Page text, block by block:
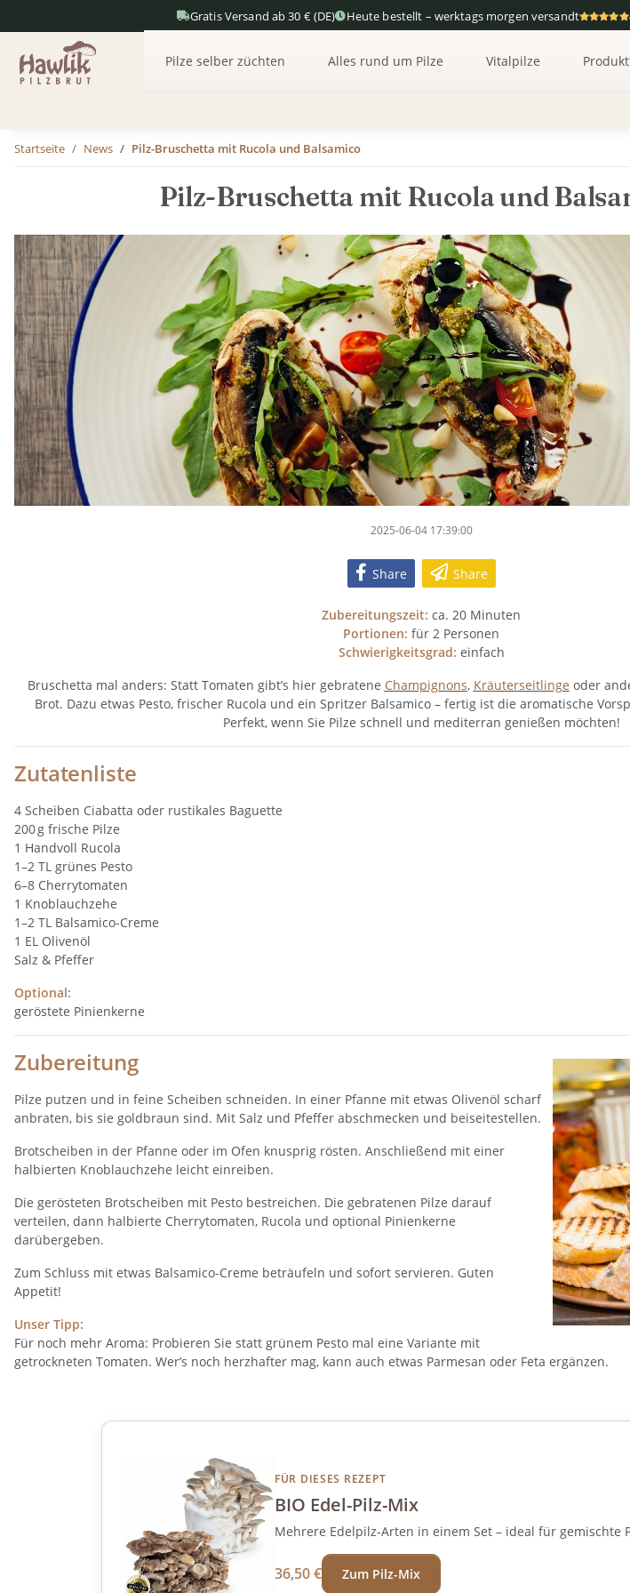
Gratis Versand ab 30 € (DE) Heute bestellt – werktags morgen versandt
Pilze selber züchten Alles rund um Pilze Vitalpilze
Startseite News Pilz-Bruschetta mit Rucola und Balsamico
Pilz-Bruschetta mit Rucola und
2025-06-04 17:39:00
Share Share
Zubereitungszeit: ca. 20 Minuten
Portionen: für 2 Personen
Schwierigkeitsgrad: einfach
Bruschetta mal anders: Statt Tomaten gibt’s hier gebratene Champignons, Kräuterseitlinge oder
Brot. Dazu etwas Pesto, frischer Rucola und ein Spritzer Balsamico – fertig ist die aromatische
Perfekt, wenn Sie Pilze schnell und mediterran genießen möchten!
Zutatenliste
4 Scheiben Ciabatta oder rustikales Baguette
200 g frische Pilze
1 Handvoll Rucola
1–2 TL grünes Pesto
6–8 Cherrytomaten
1 Knoblauchzehe
1–2 TL Balsamico-Creme
1 EL Olivenöl
Salz & Pfeffer
Optional:
geröstete Pinienkerne
Zubereitung
Pilze putzen und in feine Scheiben schneiden. In einer Pfanne mit etwas Olivenöl scharf
anbraten, bis sie goldbraun sind. Mit Salz und Pfeffer abschmecken und beiseitestellen.
Brotscheiben in der Pfanne oder im Ofen knusprig rösten. Anschließend mit einer
halbierten Knoblauchzehe leicht einreiben.
Die gerösteten Brotscheiben mit Pesto bestreichen. Die gebratenen Pilze darauf
verteilen, dann halbierte Cherrytomaten, Rucola und optional Pinienkerne
darübergeben.
Zum Schluss mit etwas Balsamico-Creme beträufeln und sofort servieren. Guten
Appetit!
Unser Tipp:
Für noch mehr Aroma: Probieren Sie statt grünem Pesto mal eine Variante mit
getrockneten Tomaten. Wer’s noch herzhafter mag, kann auch etwas Parmesan oder Feta ergänzen.
FÜR DIESES REZEPT
BIO Edel-Pilz-Mix
Mehrere Edelpilz-Arten in einem Set – ideal für gemischte
36,50 € Zum Pilz-Mix